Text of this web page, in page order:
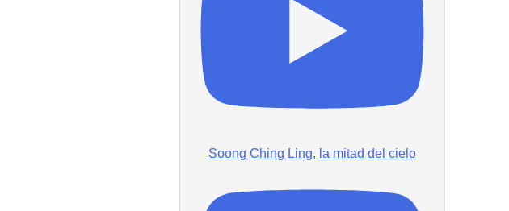
Soong Ching Ling, la mitad del cielo